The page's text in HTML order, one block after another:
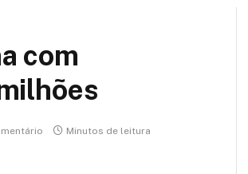
com
Minutos de leitura